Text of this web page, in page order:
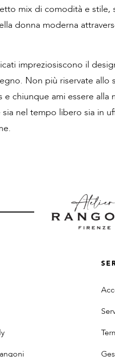
mix di comodità e stile,
donna moderna
impreziosiscono il
Non più riservate
chiunque ami essere alla
nel tempo libero sia in